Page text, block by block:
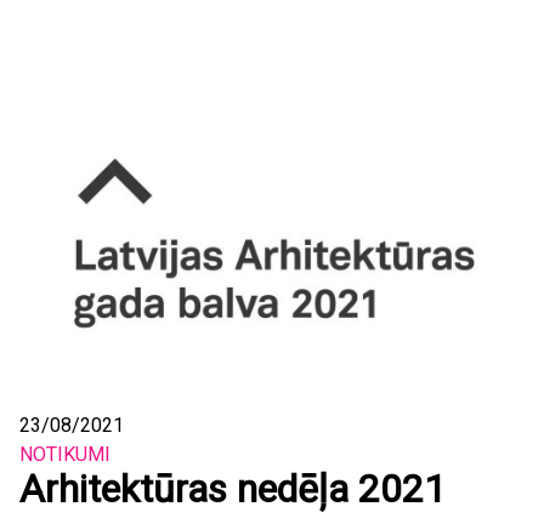
23/08/2021
NOTIKUMI
Arhitektūras nedēļa 2021